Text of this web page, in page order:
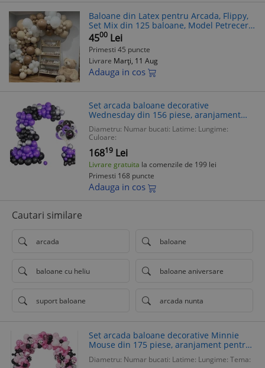
Baloane din Latex pentru Arcada, Flippy,
Set Mix din 125 baloane, Model Petrecere
pentru Arcada, Baloane Party, 12 cm, 25
cm, 45 cm, Pai si Adeziv inc
4500 Lei
Primesti 45 puncte
Livrare Marți, 11 Aug
Adauga in cos
Set arcada baloane decorative
Wednesday din 156 piese, aranjament
pentru petrecere familia Adams, calitate
latex Extra, Mov
Diametru: Numar bucati: Latime: Lungime:
Culoare:
16819 Lei
Livrare gratuita la comenzile de 199 lei
Primesti 168 puncte
Adauga in cos
Cautari similare
arcada baloane
baloane cu heliu baloane aniversare
suport baloane arcada nunta
Set arcada baloane decorative Minnie
Mouse din 175 piese, aranjament pentru
petrecere, calitate latex Extra, Negru si
Roz
Diametru: Numar bucati: Latime: Lungime: Tema: